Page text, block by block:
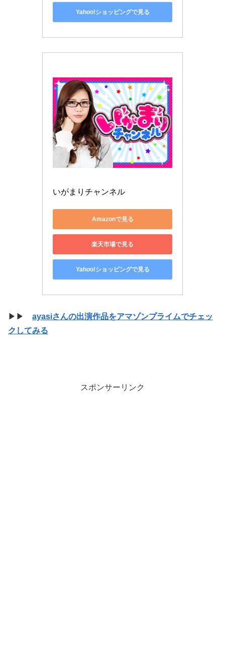
Yahoo!ショッピングで見る
いがまりチャンネル
Amazonで見る
楽天市場で見る
Yahoo!ショッピングで見る
▶▶ ayasiさんの出演作品をアマゾンプライムでチェッ
クしてみる
スポンサーリンク